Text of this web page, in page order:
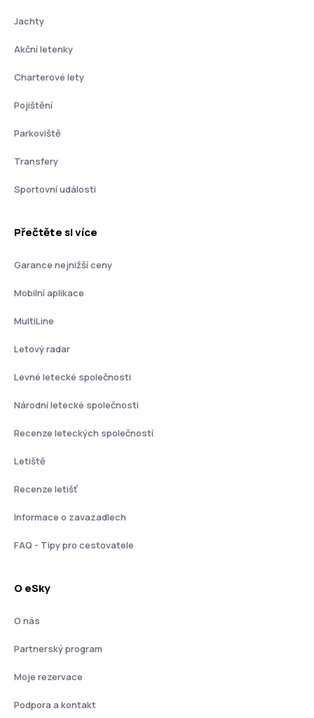
Jachty
Akční letenky
Charterové lety
Pojištění
Parkoviště
Transfery
Sportovní události
Přečtěte si více
Garance nejnižší ceny
Mobilní aplikace
MultiLine
Letový radar
Levné letecké společnosti
Národní letecké společnosti
Recenze leteckých společností
Letiště
Recenze letišť
Informace o zavazadlech
FAQ - Tipy pro cestovatele
O eSky
O nás
Partnerský program
Moje rezervace
Podpora a kontakt